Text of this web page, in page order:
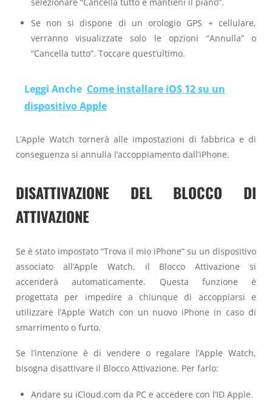
selezionare “Cancella tutto e mantieni il piano”.
Se non si dispone di un orologio GPS + cellulare,
verranno visualizzate solo le opzioni “Annulla” o
“Cancella tutto”. Toccare quest’ultimo.
Leggi Anche Come installare iOS 12 su un
dispositivo Apple
L’Apple Watch tornerà alle impostazioni di fabbrica e di
conseguenza si annulla l’accoppiamento dall’iPhone.
DISATTIVAZIONE DEL BLOCCO DI
ATTIVAZIONE
Se è stato impostato “Trova il mio iPhone” su un dispositivo
associato all’Apple Watch, il Blocco Attivazione si
accenderà automaticamente. Questa funzione è
progettata per impedire a chiunque di accoppiarsi e
utilizzare l’Apple Watch con un nuovo iPhone in caso di
smarrimento o furto.
Se l’intenzione è di vendere o regalare l’Apple Watch,
bisogna disattivare il Blocco Attivazione. Per farlo:
Andare su iCloud.com da PC e accedere con l’ID Apple.